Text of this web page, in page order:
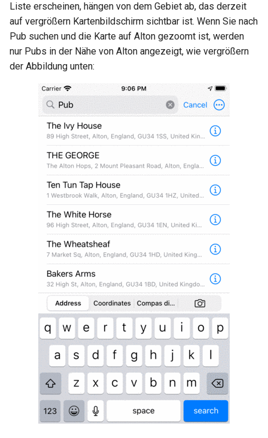
Liste erscheinen, hängen von dem Gebiet ab, das derzeit
auf vergrößern Kartenbildschirm sichtbar ist. Wenn Sie nach
Pub suchen und die Karte auf Alton gezoomt ist, werden
nur Pubs in der Nähe von Alton angezeigt, wie vergrößern
der Abbildung unten: